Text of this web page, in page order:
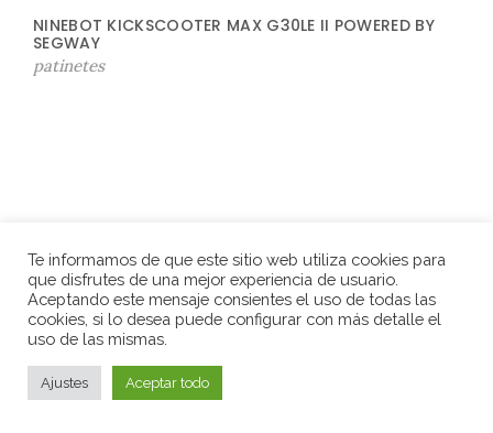
NINEBOT KICKSCOOTER MAX G30LE II POWERED BY
SEGWAY
patinetes
Te informamos de que este sitio web utiliza cookies para
que disfrutes de una mejor experiencia de usuario.
Aceptando este mensaje consientes el uso de todas las
cookies, si lo desea puede configurar con más detalle el
uso de las mismas.
Ajustes Aceptar todo